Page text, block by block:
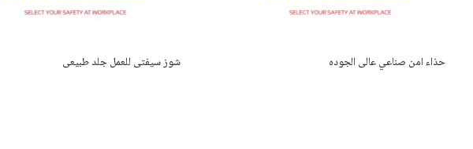
شوز سيفتى للعمل جلد طبيعى حذاء امن صناعي عالى الجوده